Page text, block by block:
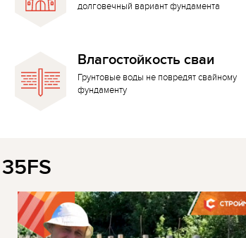
долговечный вариант фундамента
Влагостойкость сваи
Грунтовые воды не повредят свайному
фундаменту